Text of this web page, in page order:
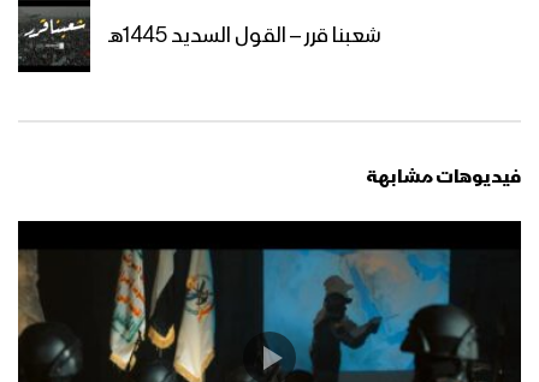
شعبنا قرر – القول السديد 1445هـ
فيديوهات مشابهة